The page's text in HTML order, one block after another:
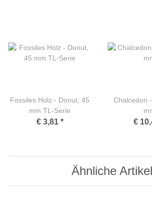
Fossiles Holz - Donut, 45
mm TL-Serie
€ 3,81 *
Chalcedon
€
Ähnliche Artikel